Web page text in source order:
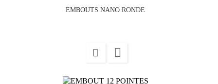
EMBOUTS NANO RONDE
